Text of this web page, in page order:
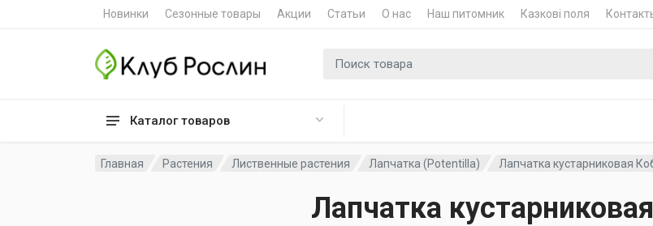
Новинки Сезонные товары Акции Статьи О нас Наш питомник Казкові поля
Каталог товаров
Поиск для
Главная Растения Лиственные растения Лапчатка (Potentilla) Лапчатка кустарниковая
Лапчатка